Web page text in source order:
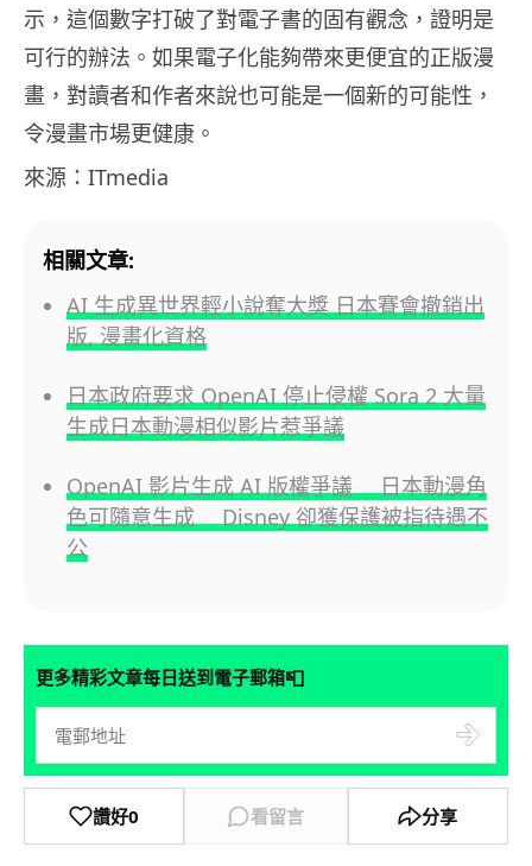
示，這個數字打破了對電子書的固有觀念，證明是
可行的辦法。如果電子化能夠帶來更便宜的正版漫
畫，對讀者和作者來說也可能是一個新的可能性，
令漫畫市場更健康。
來源：ITmedia
相關文章:
AI 生成異世界輕小說奪大獎 日本賽會撤銷出
版, 漫畫化資格
日本政府要求 OpenAI 停止侵權 Sora 2 大量
生成日本動漫相似影片惹爭議
OpenAI 影片生成 AI 版權爭議 日本動漫角
色可隨意生成 Disney 卻獲保護被指待遇不
公
更多精彩文章每日送到電子郵箱📮
讚好0 看留言 分享